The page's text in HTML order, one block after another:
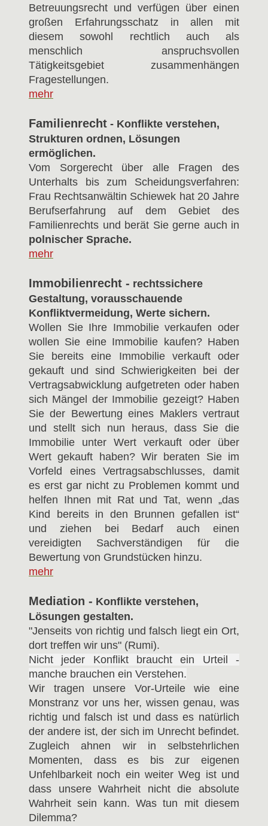
Betreuungsrecht und verfügen über einen
großen Erfahrungsschatz in allen mit
diesem sowohl rechtlich auch als
menschlich anspruchsvollen
Tätigkeitsgebiet zusammenhängen
Fragestellungen.
mehr
Familienrecht - Konflikte verstehen,
Strukturen ordnen, Lösungen
ermöglichen.
Vom Sorgerecht über alle Fragen des
Unterhalts bis zum Scheidungsverfahren:
Frau Rechtsanwältin Schiewek hat 20 Jahre
Berufserfahrung auf dem Gebiet des
Familienrechts und berät Sie gerne auch in
polnischer Sprache.
mehr
Immobilienrecht - rechtssichere
Gestaltung, vorausschauende
Konfliktvermeidung, Werte sichern.
Wollen Sie Ihre Immobilie verkaufen oder
wollen Sie eine Immobilie kaufen? Haben
Sie bereits eine Immobilie verkauft oder
gekauft und sind Schwierigkeiten bei der
Vertragsabwicklung aufgetreten oder haben
sich Mängel der Immobilie gezeigt? Haben
Sie der Bewertung eines Maklers vertraut
und stellt sich nun heraus, dass Sie die
Immobilie unter Wert verkauft oder über
Wert gekauft haben? Wir beraten Sie im
Vorfeld eines Vertragsabschlusses, damit
es erst gar nicht zu Problemen kommt und
helfen Ihnen mit Rat und Tat, wenn „das
Kind bereits in den Brunnen gefallen ist“
und ziehen bei Bedarf auch einen
vereidigten Sachverständigen für die
Bewertung von Grundstücken hinzu.
mehr
Mediation - Konflikte verstehen,
Lösungen gestalten.
"Jenseits von richtig und falsch liegt ein Ort,
dort treffen wir uns" (Rumi).
Nicht jeder Konflikt braucht ein Urteil -
manche brauchen ein Verstehen.
Wir tragen unsere Vor-Urteile wie eine
Monstranz vor uns her, wissen genau, was
richtig und falsch ist und dass es natürlich
der andere ist, der sich im Unrecht befindet.
Zugleich ahnen wir in selbstehrlichen
Momenten, dass es bis zur eigenen
Unfehlbarkeit noch ein weiter Weg ist und
dass unsere Wahrheit nicht die absolute
Wahrheit sein kann. Was tun mit diesem
Dilemma?